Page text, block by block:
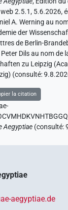
2.5.1, 5.6.2026,
A. Werning au
der
de Berlin-
Dils au nom de
zu Leipzig
(consulté:
la citation
Aegyptiae (consulté:
aegyptiae.de